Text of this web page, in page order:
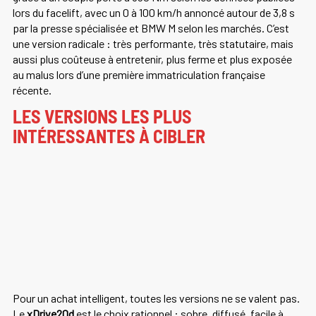
lors du facelift, avec un 0 à 100 km/h annoncé autour de 3,8 s
par la presse spécialisée et BMW M selon les marchés. C’est
une version radicale : très performante, très statutaire, mais
aussi plus coûteuse à entretenir, plus ferme et plus exposée
au malus lors d’une première immatriculation française
récente.
LES VERSIONS LES PLUS
INTÉRESSANTES À CIBLER
Pour un achat intelligent, toutes les versions ne se valent pas.